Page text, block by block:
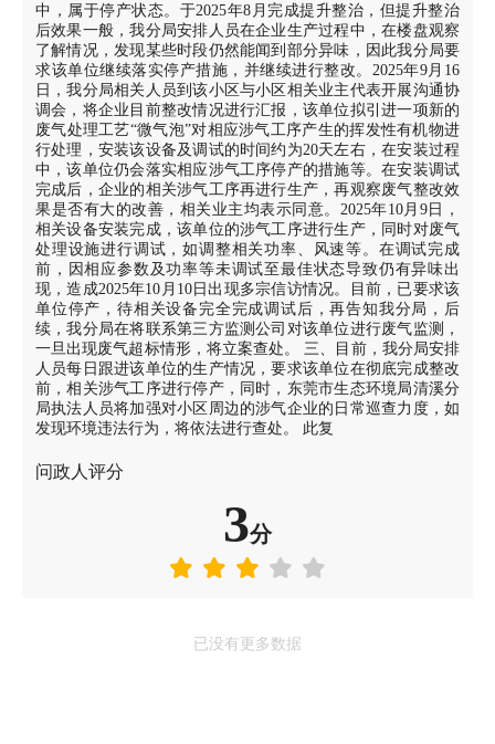
中，属于停产状态。于2025年8月完成提升整治，但提升整治
后效果一般，我分局安排人员在企业生产过程中，在楼盘观察
了解情况，发现某些时段仍然能闻到部分异味，因此我分局要
求该单位继续落实停产措施，并继续进行整改。2025年9月16
日，我分局相关人员到该小区与小区相关业主代表开展沟通协
调会，将企业目前整改情况进行汇报，该单位拟引进一项新的
废气处理工艺“微气泡”对相应涉气工序产生的挥发性有机物进
行处理，安装该设备及调试的时间约为20天左右，在安装过程
中，该单位仍会落实相应涉气工序停产的措施等。在安装调试
完成后，企业的相关涉气工序再进行生产，再观察废气整改效
果是否有大的改善，相关业主均表示同意。2025年10月9日，
相关设备安装完成，该单位的涉气工序进行生产，同时对废气
处理设施进行调试，如调整相关功率、风速等。在调试完成
前，因相应参数及功率等未调试至最佳状态导致仍有异味出
现，造成2025年10月10日出现多宗信访情况。目前，已要求该
单位停产，待相关设备完全完成调试后，再告知我分局，后
续，我分局在将联系第三方监测公司对该单位进行废气监测，
一旦出现废气超标情形，将立案查处。 三、目前，我分局安排
人员每日跟进该单位的生产情况，要求该单位在彻底完成整改
前，相关涉气工序进行停产，同时，东莞市生态环境局清溪分
局执法人员将加强对小区周边的涉气企业的日常巡查力度，如
发现环境违法行为，将依法进行查处。 此复
问政人评分
3分
已没有更多数据